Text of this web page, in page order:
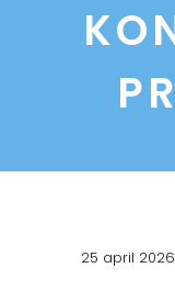
25 april 2026